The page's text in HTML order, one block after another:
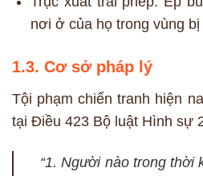
nơi ở của họ trong vùng bị
1.3. Cơ sở pháp lý
Tội phạm chiến tranh hiện
tại Điều 423 Bộ luật Hình sự
“1. Người nào trong thời